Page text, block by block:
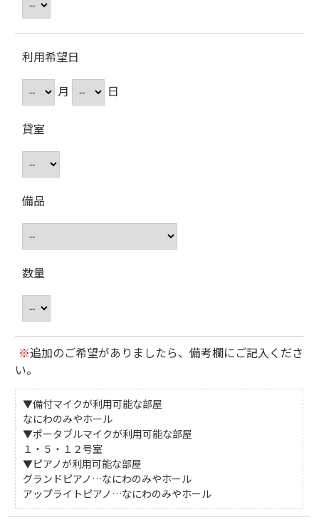
利用希望日
月
日
貸室
備品
数量
※追加のご希望がありましたら、備考欄にご記入くださ
い。
▼備付マイクが利用可能な部屋
なにわのみやホール
▼ポータブルマイクが利用可能な部屋
１・５・１２号室
▼ピアノが利用可能な部屋
グランドピアノ…なにわのみやホール
アップライトピアノ…なにわのみやホール